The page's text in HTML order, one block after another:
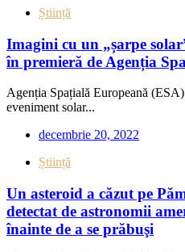
Știință
Imagini cu un „șarpe
în premieră de Agenția
Agenția Spațială Europeană
eveniment solar...
decembrie 20, 2022
Știință
Un asteroid a căzut pe
detectat de astronomii
înainte de a se prăbuşi